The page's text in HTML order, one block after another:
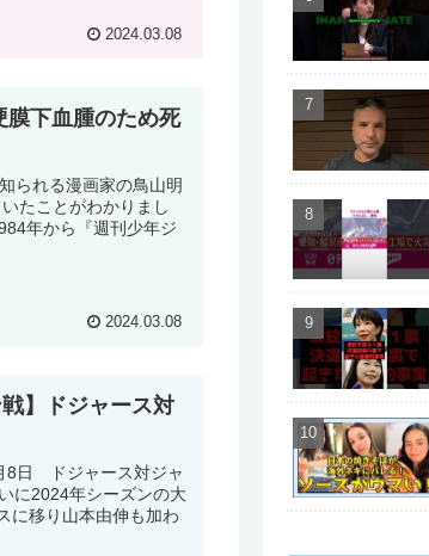
2024.03.08
膜下血腫のため死
られる漫画家の鳥山明
たことがわかりまし
年から『週刊少年ジ
2024.03.08
】ドジャース対
日 ドジャース対ジャ
に2024年シーズンの大
に移り山本由伸も加わ